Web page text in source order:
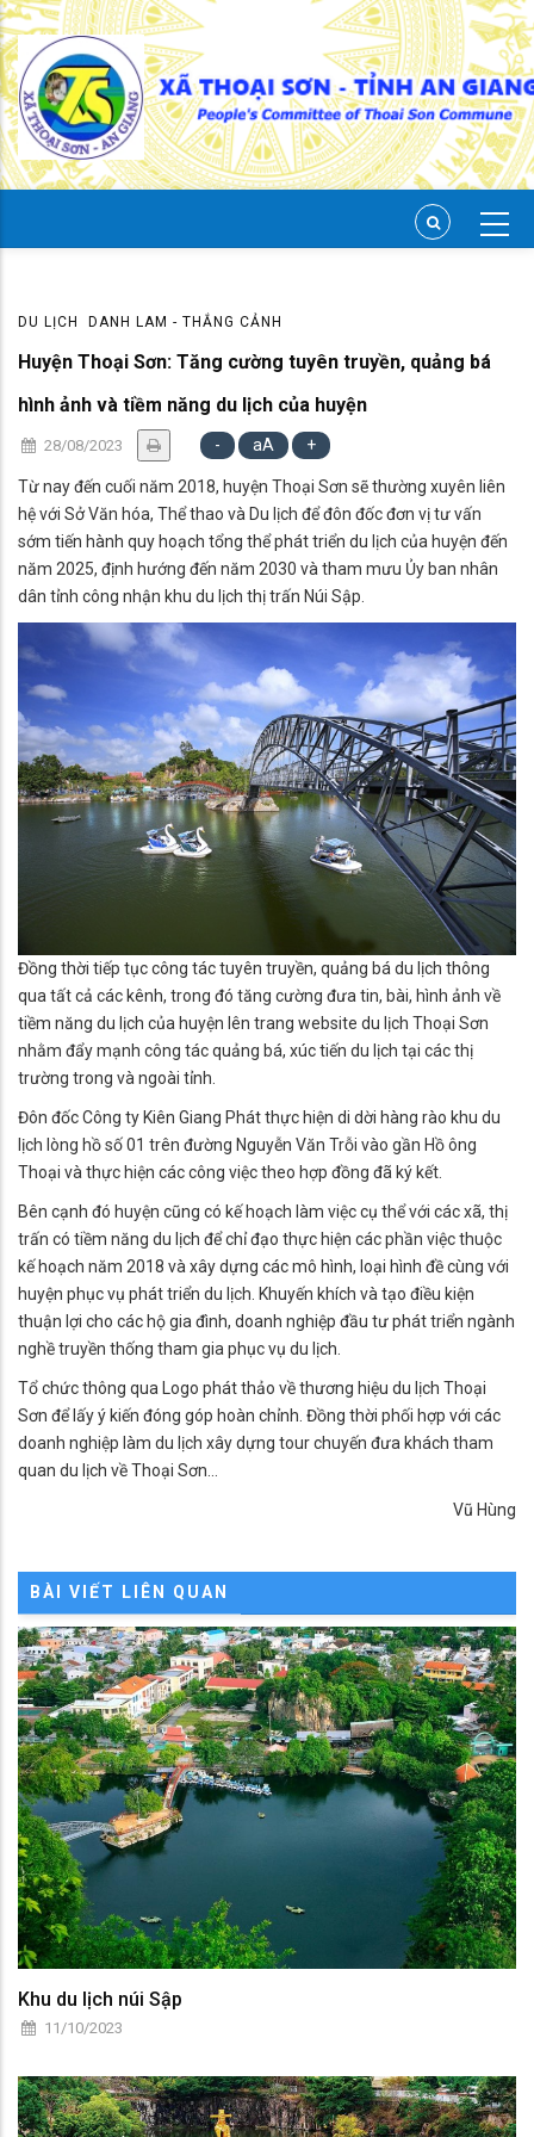
Skip
to
main
content
DU LỊCH DANH LAM - THẮNG CẢNH
Huyện Thoại Sơn: Tăng cường tuyên truyền, quảng bá
hình ảnh và tiềm năng du lịch của huyện
28/08/2023 - aA +
Từ nay đến cuối năm 2018, huyện Thoại Sơn sẽ thường xuyên liên
hệ với Sở Văn hóa, Thể thao và Du lịch để đôn đốc đơn vị tư vấn
sớm tiến hành quy hoạch tổng thể phát triển du lịch của huyện đến
năm 2025, định hướng đến năm 2030 và tham mưu Ủy ban nhân
dân tỉnh công nhận khu du lịch thị trấn Núi Sập.
Đồng thời tiếp tục công tác tuyên truyền, quảng bá du lịch thông
qua tất cả các kênh, trong đó tăng cường đưa tin, bài, hình ảnh về
tiềm năng du lịch của huyện lên trang website du lịch Thoại Sơn
nhằm đẩy mạnh công tác quảng bá, xúc tiến du lịch tại các thị
trường trong và ngoài tỉnh.
Đôn đốc Công ty Kiên Giang Phát thực hiện di dời hàng rào khu du
lịch lòng hồ số 01 trên đường Nguyễn Văn Trỗi vào gần Hồ ông
Thoại và thực hiện các công việc theo hợp đồng đã ký kết.
Bên cạnh đó huyện cũng có kế hoạch làm việc cụ thể với các xã, thị
trấn có tiềm năng du lịch để chỉ đạo thực hiện các phần việc thuộc
kế hoạch năm 2018 và xây dựng các mô hình, loại hình đề cùng với
huyện phục vụ phát triển du lịch. Khuyến khích và tạo điều kiện
thuận lợi cho các hộ gia đình, doanh nghiệp đầu tư phát triển ngành
nghề truyền thống tham gia phục vụ du lịch.
Tổ chức thông qua Logo phát thảo về thương hiệu du lịch Thoại
Sơn để lấy ý kiến đóng góp hoàn chỉnh. Đồng thời phối hợp với các
doanh nghiệp làm du lịch xây dựng tour chuyến đưa khách tham
quan du lịch về Thoại Sơn…
Vũ Hùng
BÀI VIẾT LIÊN QUAN
Khu du lịch núi Sập
11/10/2023